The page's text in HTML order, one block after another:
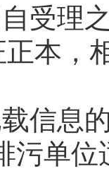
受理
本，
信息
污单位